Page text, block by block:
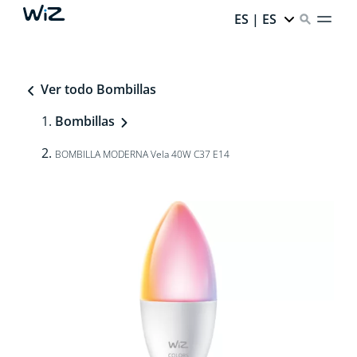
ES | ES
Ver todo Bombillas
Bombillas
BOMBILLA MODERNA Vela 40W C37 E14